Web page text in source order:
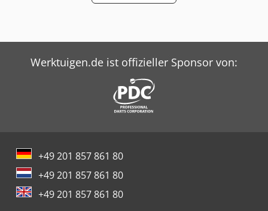
Werktuigen.de ist offizieller Sponsor von:
+49 201 857 861 80
+49 201 857 861 80
+49 201 857 861 80